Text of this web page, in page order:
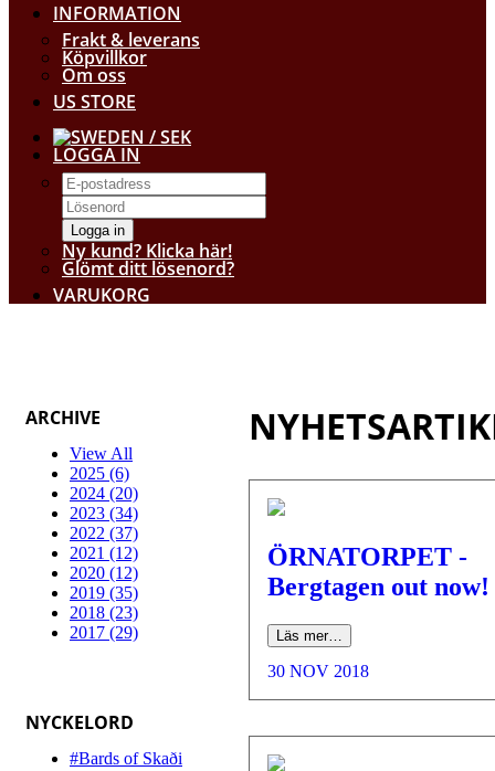
INFORMATION
Frakt & leverans
Köpvillkor
Om oss
US STORE
/ SEK
LOGGA IN
Logga in
Ny kund? Klicka här!
Glömt ditt lösenord?
VARUKORG
ARCHIVE
View All
2025 (6)
2024 (20)
2023 (34)
2022 (37)
2021 (12)
2020 (12)
2019 (35)
2018 (23)
2017 (29)
NYCKELORD
#Bards of Skaði
ÖRNATORPET -
Bergtagen out now!
Läs mer…
30 NOV 2018